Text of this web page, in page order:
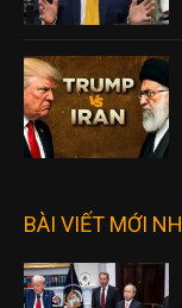
BÀI VIẾT MỚI